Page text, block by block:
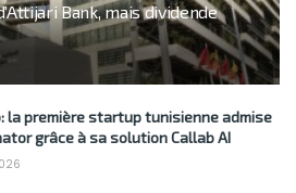
Bank, mais dividende
la première startup tunisienne admise
grâce à sa solution Callab AI